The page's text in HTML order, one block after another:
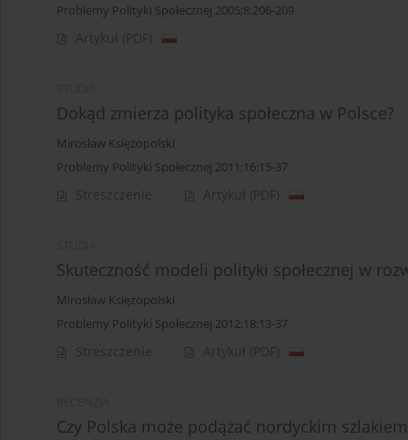
Problemy Polityki Społecznej 2005;8:206-209
Artykuł (PDF)
Dokąd zmierza polityka społeczna w Polsce?
Mirosław Księżopolski
Problemy Polityki Społecznej 2011;16:15-37
Streszczenie Artykuł (PDF)
Skuteczność modeli polityki społecznej w
Mirosław Księżopolski
Problemy Polityki Społecznej 2012;18:13-37
Streszczenie Artykuł (PDF)
Czy Polska może podążać nordyckim